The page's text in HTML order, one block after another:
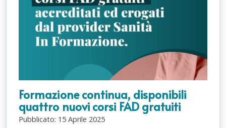
Formazione continua, disponibili
quattro nuovi corsi FAD gratuiti
Pubblicato: 15 Aprile 2025